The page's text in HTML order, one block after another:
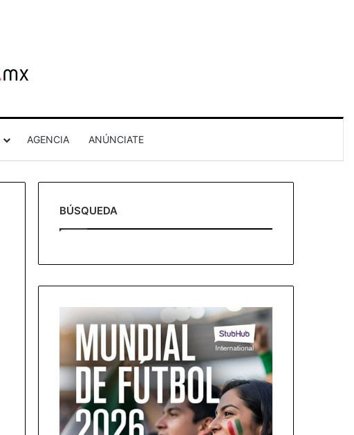
AGENCIA ANÚNCIATE
BÚSQUEDA